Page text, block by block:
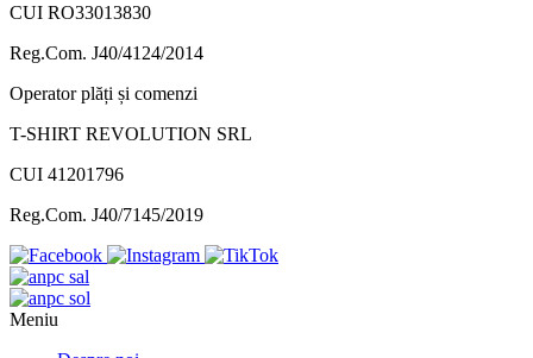
CUI RO33013830
Reg.Com. J40/4124/2014
Operator plăți și comenzi
T-SHIRT REVOLUTION SRL
CUI 41201796
Reg.Com. J40/7145/2019
Meniu